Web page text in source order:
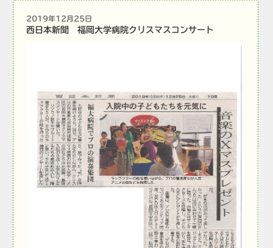
2019年12月25日
西日本新聞 福岡大学病院クリスマスコンサート